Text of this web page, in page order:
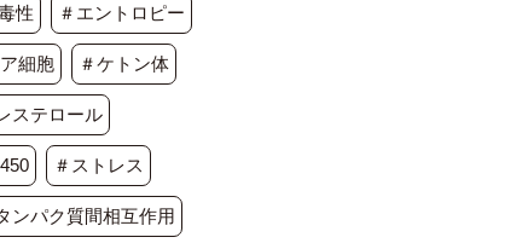
性 ＃エントロピー
細胞 ＃ケトン体
ステロール
＃ストレス
ンパク質間相互作用